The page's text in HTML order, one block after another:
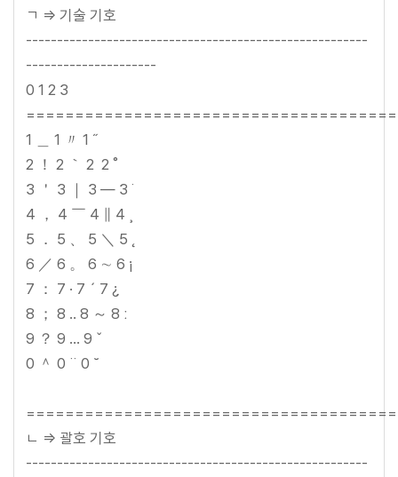
ㄱ => 기술 기호
-------------------------------------------------------
---------------------
0 1 2 3
1 ＿ 1 〃 1 ˝
2 ！ 2 ｀ 2 ­ 2 ˚
3 ＇ 3 ｜ 3 ― 3 ˙
4 ， 4 ￣ 4 ∥ 4 ¸
5 ． 5 、 5 ＼ 5 ˛
6 ／ 6 。 6 ∼ 6 ¡
7 ： 7 · 7 ´ 7 ¿
8 ； 8 ‥ 8 ～ 8 ː
9 ？ 9 … 9 ˇ
0 ＾ 0 ¨ 0 ˘
ㄴ => 괄호 기호
-------------------------------------------------------